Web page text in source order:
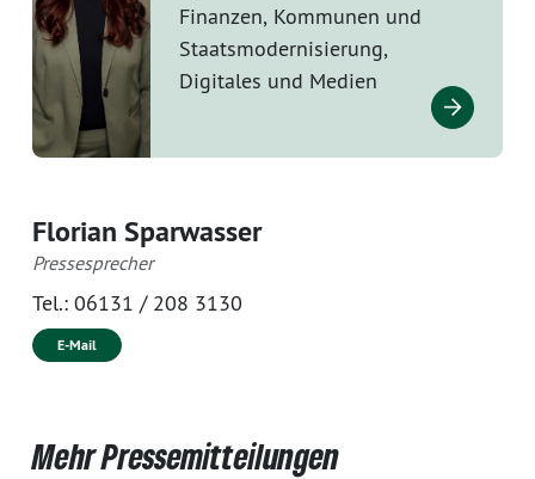
Finanzen, Kommunen und
Staatsmodernisierung,
Digitales und Medien
Florian Sparwasser
Pressesprecher
Tel.: 06131 / 208 3130
E-Mail
Mehr Pressemitteilungen